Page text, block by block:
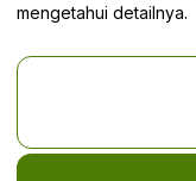
mengetahui detailnya.